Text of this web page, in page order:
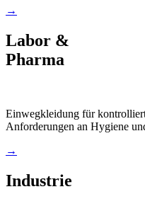
→
Labor &
Pharma
Einwegkleidung für
Anforderungen an Hygiene
→
Industrie